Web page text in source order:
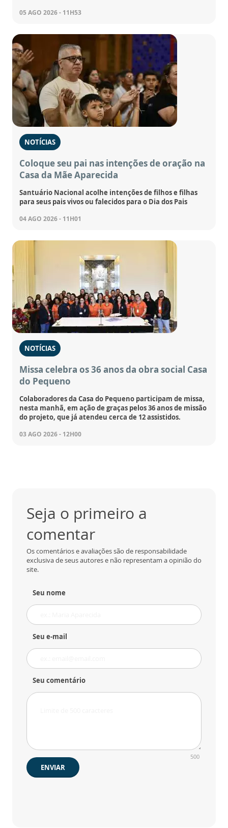
05 AGO 2026 - 11H53
NOTÍCIAS
Coloque seu pai nas intenções de oração na
Casa da Mãe Aparecida
Santuário Nacional acolhe intenções de filhos e filhas
para seus pais vivos ou falecidos para o Dia dos Pais
04 AGO 2026 - 11H01
NOTÍCIAS
Missa celebra os 36 anos da obra social Casa
do Pequeno
Colaboradores da Casa do Pequeno participam de missa,
nesta manhã, em ação de graças pelos 36 anos de missão
do projeto, que já atendeu cerca de 12 assistidos.
03 AGO 2026 - 12H00
Seja o primeiro a
comentar
Os comentários e avaliações são de responsabilidade
exclusiva de seus autores e não representam a opinião do
site.
Seu nome
Seu e-mail
Seu comentário
500
ENVIAR